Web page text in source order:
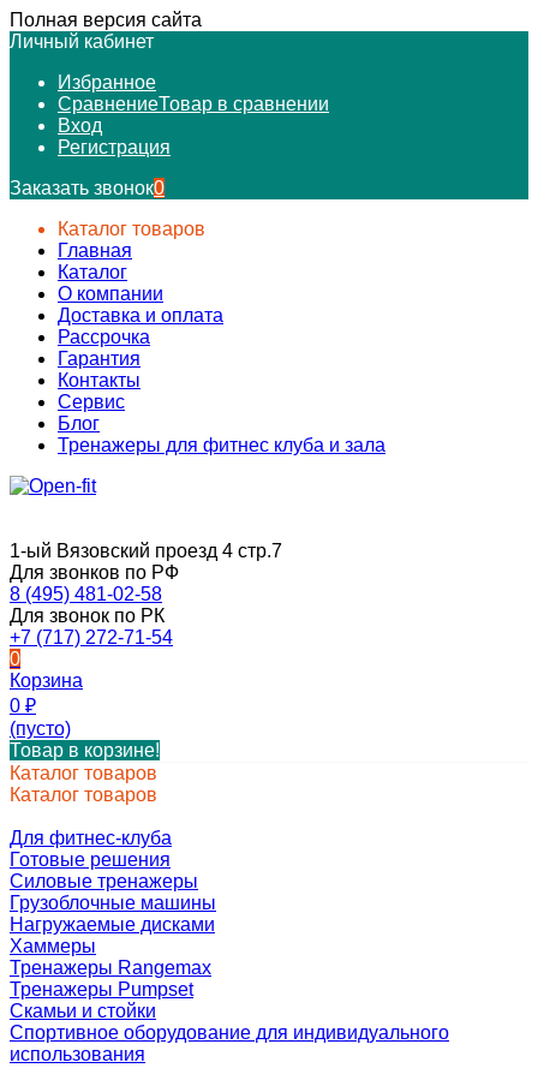
Полная версия сайта
Личный кабинет
Избранное
СравнениеТовар в сравнении
Вход
Регистрация
Заказать звонок0
Каталог товаров
Главная
Каталог
О компании
Доставка и оплата
Рассрочка
Гарантия
Контакты
Сервис
Блог
Тренажеры для фитнес клуба и зала
1-ый Вязовский проезд 4 стр.7
Для звонков по РФ
8 (495) 481-02-58
Для звонок по РК
+7 (717) 272-71-54
0
Корзина
0 ₽
(пусто)
Товар в корзине!
Каталог товаров
Каталог товаров
Для фитнес-клуба
Готовые решения
Силовые тренажеры
Грузоблочные машины
Нагружаемые дисками
Хаммеры
Тренажеры Rangemax
Тренажеры Pumpset
Скамьи и стойки
Спортивное оборудование для индивидуального
использования